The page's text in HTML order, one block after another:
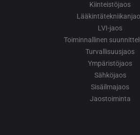
Kiinteistöjaos
LVI-jaos
Toiminnallinen
Turvallisuusjaos
Ympäristöjaos
Sähköjaos
Sisäilmajaos
Jaostoiminta